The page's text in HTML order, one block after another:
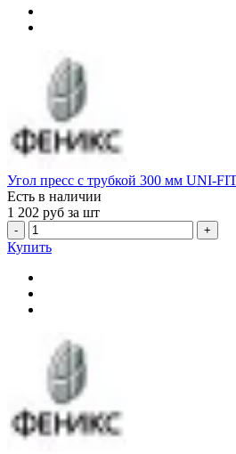
Угол пресс с трубкой 300 мм UNI-
Есть в наличии
1 202 руб за шт
- +
Купить